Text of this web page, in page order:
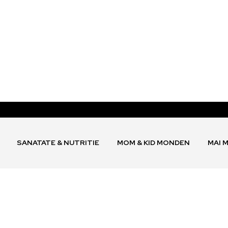
SANATATE & NUTRITIE MOM & KID MONDEN MAI